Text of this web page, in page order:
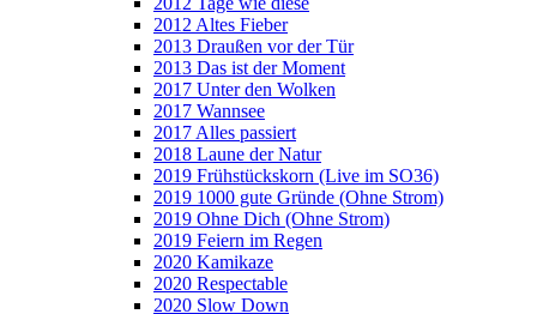
2012 Altes Fieber
2013 Draußen vor der Tür
2013 Das ist der Moment
2017 Unter den Wolken
2017 Wannsee
2017 Alles passiert
2018 Laune der Natur
2019 Frühstückskorn (Live im SO36)
2019 1000 gute Gründe (Ohne Strom)
2019 Ohne Dich (Ohne Strom)
2019 Feiern im Regen
2020 Kamikaze
2020 Respectable
2020 Slow Down